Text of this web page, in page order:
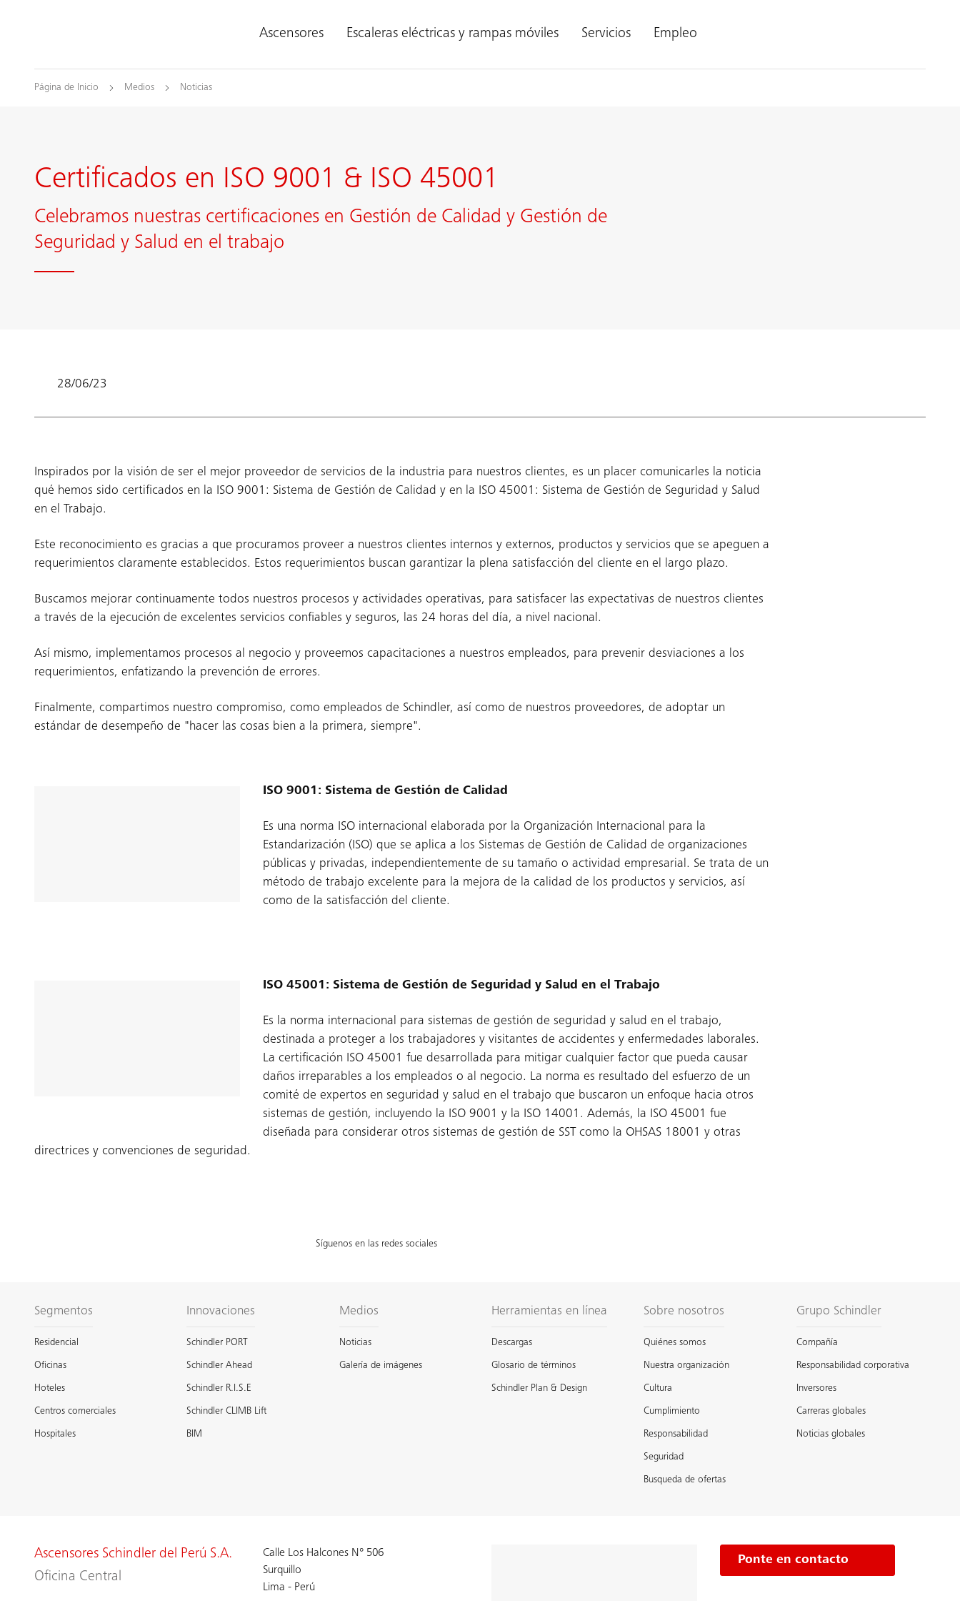
Ascensores Escaleras eléctricas y rampas móviles Servicios Empleo
Página de Inicio Medios Noticias
Certificados en ISO 9001 & ISO 45001
Celebramos nuestras certificaciones en Gestión de Calidad y Gestión de
Seguridad y Salud en el trabajo
28/06/23
Inspirados por la visión de ser el mejor proveedor de servicios de la industria para nuestros clientes, es un placer comunicarles la noticia
qué hemos sido certificados en la ISO 9001: Sistema de Gestión de Calidad y en la ISO 45001: Sistema de Gestión de Seguridad y Salud
en el Trabajo.
Este reconocimiento es gracias a que procuramos proveer a nuestros clientes internos y externos, productos y servicios que se apeguen a
requerimientos claramente establecidos. Estos requerimientos buscan garantizar la plena satisfacción del cliente en el largo plazo.
Buscamos mejorar continuamente todos nuestros procesos y actividades operativas, para satisfacer las expectativas de nuestros clientes
a través de la ejecución de excelentes servicios confiables y seguros, las 24 horas del día, a nivel nacional.
Así mismo, implementamos procesos al negocio y proveemos capacitaciones a nuestros empleados, para prevenir desviaciones a los
requerimientos, enfatizando la prevención de errores.
Finalmente, compartimos nuestro compromiso, como empleados de Schindler, así como de nuestros proveedores, de adoptar un
estándar de desempeño de "hacer las cosas bien a la primera, siempre".
ISO 9001: Sistema de Gestión de Calidad
Es una norma ISO internacional elaborada por la Organización Internacional para la
Estandarización (ISO) que se aplica a los Sistemas de Gestión de Calidad de organizaciones
públicas y privadas, independientemente de su tamaño o actividad empresarial. Se trata de un
método de trabajo excelente para la mejora de la calidad de los productos y servicios, así
como de la satisfacción del cliente.
ISO 45001: Sistema de Gestión de Seguridad y Salud en el Trabajo
Es la norma internacional para sistemas de gestión de seguridad y salud en el trabajo,
destinada a proteger a los trabajadores y visitantes de accidentes y enfermedades laborales.
La certificación ISO 45001 fue desarrollada para mitigar cualquier factor que pueda causar
daños irreparables a los empleados o al negocio. La norma es resultado del esfuerzo de un
comité de expertos en seguridad y salud en el trabajo que buscaron un enfoque hacia otros
sistemas de gestión, incluyendo la ISO 9001 y la ISO 14001. Además, la ISO 45001 fue
diseñada para considerar otros sistemas de gestión de SST como la OHSAS 18001 y otras
directrices y convenciones de seguridad.
Síguenos en las redes sociales
Segmentos
Residencial
Oficinas
Hoteles
Centros comerciales
Hospitales
Innovaciones
Schindler PORT
Schindler Ahead
Schindler R.I.S.E
Schindler CLIMB Lift
BIM
Medios
Noticias
Galería de imágenes
Herramientas en línea
Descargas
Glosario de términos
Schindler Plan & Design
Sobre nosotros
Quiénes somos
Nuestra organización
Cultura
Cumplimiento
Responsabilidad
Seguridad
Busqueda de ofertas
Grupo Schindler
Compañía
Responsabilidad corporativa
Inversores
Carreras globales
Noticias globales
Ascensores Schindler del Perú S.A.
Oficina Central
Calle Los Halcones N° 506
Surquillo
Lima - Perú
Ponte en contacto